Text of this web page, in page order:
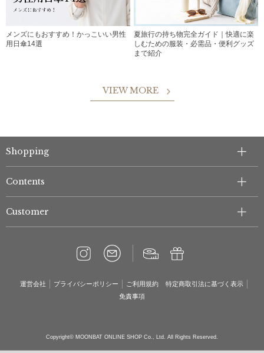
メンズにもおすすめ！かっこいい男性
用日傘14選
夏旅行の持ち物完全ガイド｜快適に楽
しむための服装・必需品・便利グッズ
まで紹介
VIEW MORE
Shopping
Contents
Customer
運営会社 プライバシーポリシー ご利用規約
特定商取引法に基づく表示
免責事項
Copyright© MOONBAT ONLINE SHOP Co., Ltd. All Rights Reserved.